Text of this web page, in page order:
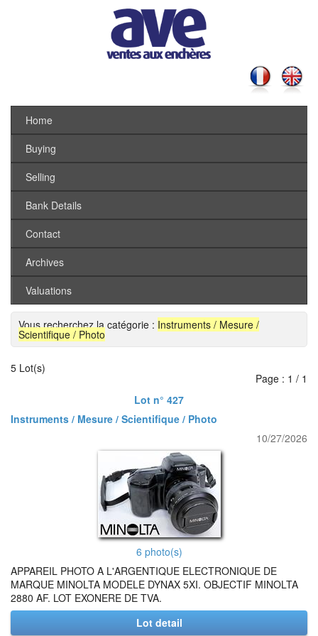
Home
Buying
Selling
Bank Details
Contact
Archives
Valuations
Vous recherchez la catégorie : Instruments / Mesure /
Scientifique / Photo
5 Lot(s)
Page : 1 / 1
Lot n° 427
Instruments / Mesure / Scientifique / Photo
10/27/2026
6 photo(s)
APPAREIL PHOTO A L'ARGENTIQUE ELECTRONIQUE DE
MARQUE MINOLTA MODELE DYNAX 5XI. OBJECTIF MINOLTA
2880 AF. LOT EXONERE DE TVA.
Lot detail